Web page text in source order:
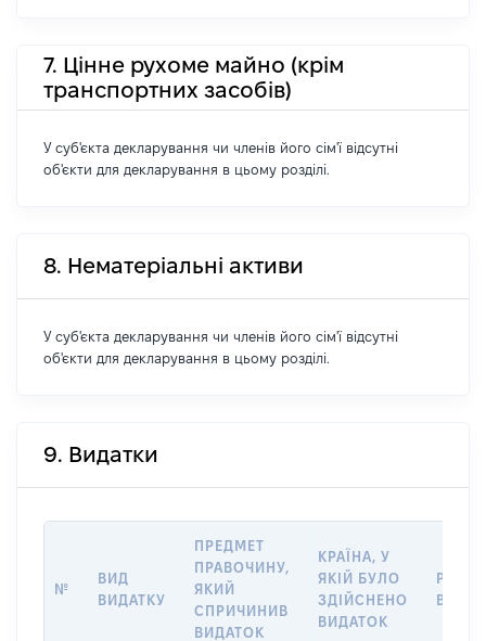
7. Цінне рухоме майно (крім
транспортних засобів)
У суб'єкта декларування чи членів його сім'ї відсутні
об'єкти для декларування в цьому розділі.
8. Нематеріальні активи
У суб'єкта декларування чи членів його сім'ї відсутні
об'єкти для декларування в цьому розділі.
9. Видатки
№
ВИД
ВИДАТКУ
ПРЕДМЕТ
ПРАВОЧИНУ,
ЯКИЙ
СПРИЧИНИВ
ВИДАТОК
КРАЇНА, У
ЯКІЙ БУЛО
ЗДІЙСНЕНО
ВИДАТОК